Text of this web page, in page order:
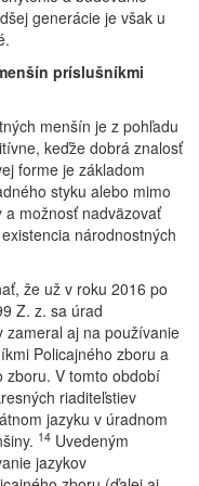
generácie je však u
príslušníkmi
menšín je z pohľadu
keďže dobrá znalosť
forme je základom
styku alebo mimo
možnosť nadväzovať
národnostných
že už v roku 2016 po
Z. z. sa úrad
zameral aj na používanie
Policajného zboru a
zboru. V tomto období
riaditeľstiev
jazyku v úradnom
14 Uvedeným
jazykov